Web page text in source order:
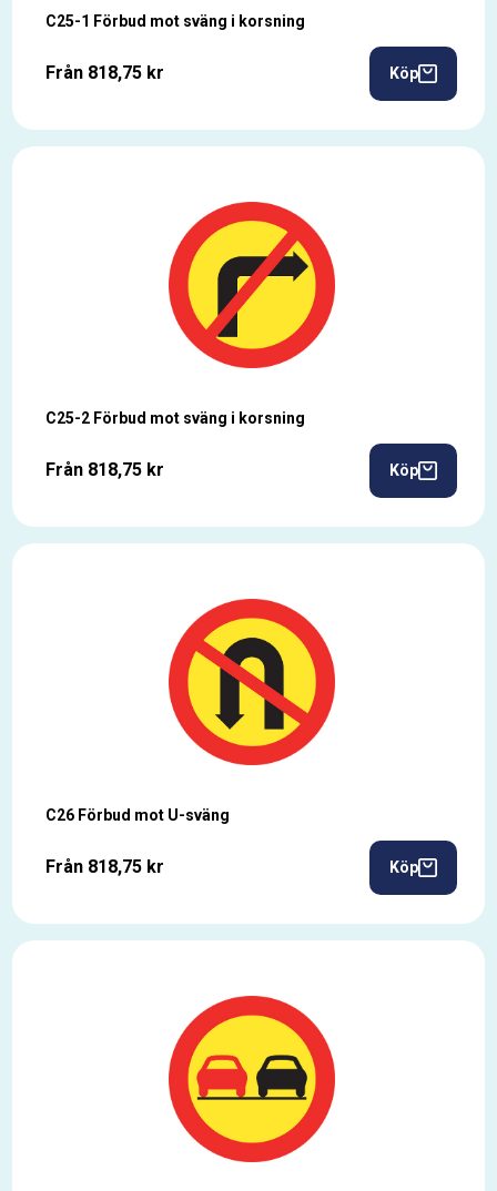
C25-1 Förbud mot sväng i korsning
Från 818,75 kr Köp
C25-2 Förbud mot sväng i korsning
Från 818,75 kr Köp
C26 Förbud mot U-sväng
Från 818,75 kr Köp